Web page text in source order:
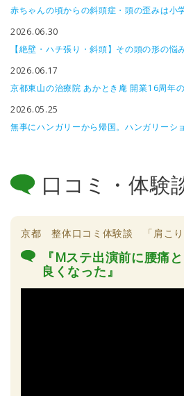
赤ちゃんの頃からの斜頭症・頭の歪みは小
2026.06.30
【絶壁・ハチ張り・斜頭】その頭の形の悩
2026.06.17
京都東山の治療院 あかとき庵 開業16周年
2026.05.25
無事にハンガリーから帰国。ハンガリーシ
口コミ・体験
京都 整体口コミ体験談 「肩こり
『Mステ出演前に腰痛
良くなった』